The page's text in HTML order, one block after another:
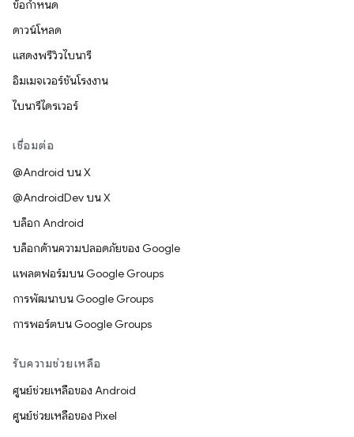
ข้อกำหนด
ดาวน์โหลด
แสดงพรีวิวไบนารี
อิมเมจเวอร์ชันโรงงาน
ไบนารีไดรเวอร์
เชื่อมต่อ
@Android บน X
@AndroidDev บน X
บล็อก Android
บล็อกด้านความปลอดภัยของ Google
แพลตฟอร์มบน Google Groups
การพัฒนาบน Google Groups
การพอร์ตบน Google Groups
รับความช่วยเหลือ
ศูนย์ช่วยเหลือของ Android
ศูนย์ช่วยเหลือของ Pixel